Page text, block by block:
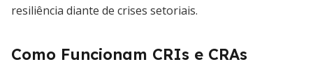
resiliência diante de crises setoriais.
Como Funcionam CRIs e CRAs